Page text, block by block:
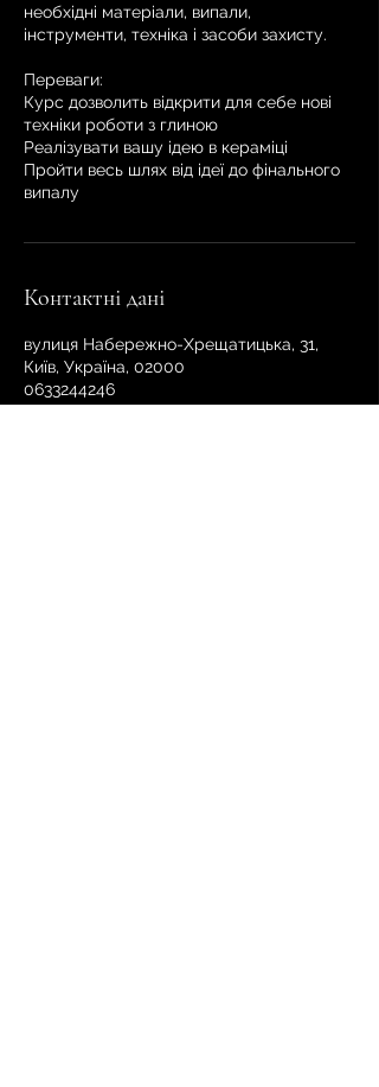
необхідні матеріали, випали,
інструменти, техніка і засоби захисту.
Переваги:
Курс дозволить відкрити для себе нові
техніки роботи з глиною
Реалізувати вашу ідею в кераміці
Пройти весь шлях від ідеї до фінального
випалу
Контактні дані
вулиця Набережно-Хрещатицька, 31,
Київ, Україна, 02000
0633244246